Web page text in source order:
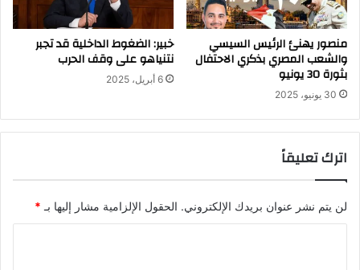
منصور يهنئ الرئيس السيسي
والشعب المصري بذكري الاحتفال
بثورة 30 يونيو
30 يونيو، 2025
خبير: الضغوط الداخلية قد تجبر
نتنياهو على وقف الحرب
6 أبريل، 2025
اترك تعليقاً
لن يتم نشر عنوان بريدك الإلكتروني. الحقول الإلزامية مشار إليها بـ *